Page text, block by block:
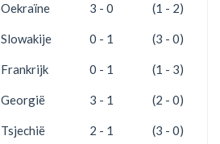
Oekraïne 3 - 0 (1 - 2)
Slowakije 0 - 1 (3 - 0)
Frankrijk 0 - 1 (1 - 3)
Georgië 3 - 1 (2 - 0)
Tsjechië 2 - 1 (3 - 0)